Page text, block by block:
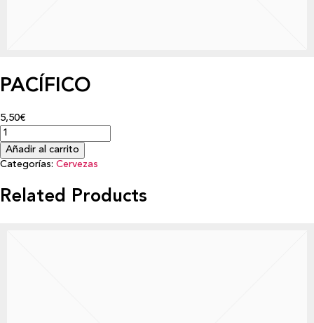
PACÍFICO
5,50€
Añadir al carrito
Categorías: Cervezas
Related Products